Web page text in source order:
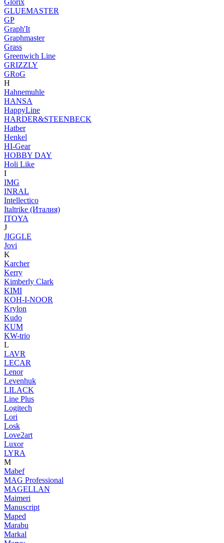
Glorix
GLUEMASTER
GP
Graph'It
Graphmaster
Grass
Greenwich Line
GRIZZLY
GRoG
H
Hahnemuhle
HANSA
HappyLine
HARDER&STEENBECK
Hatber
Henkel
HI-Gear
HOBBY DAY
Holi Like
I
IMG
INRAL
Intellectico
Italtrike (Италия)
ITOYA
J
JIGGLE
Jovi
K
Karcher
Kerry
Kimberly Clark
KIMI
KOH-I-NOOR
Krylon
Kudo
KUM
KW-trio
L
LAVR
LECAR
Lenor
Levenhuk
LILACK
Line Plus
Logitech
Lori
Losk
Love2art
Luxor
LYRA
M
Mabef
MAG Professional
MAGELLAN
Maimeri
Manuscript
Maped
Marabu
Markal